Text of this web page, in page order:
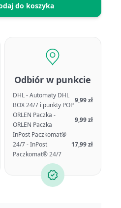
do koszyka
Odbiór w punkcie
DHL - Automaty DHL
BOX 24/7 i punkty POP
9,99 zł
ORLEN Paczka -
ORLEN Paczka
9,99 zł
InPost Paczkomat®
24/7 - InPost
Paczkomat® 24/7
17,99 zł